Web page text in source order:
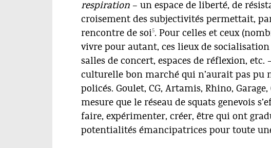
respiration – un espace de liberté, de
croisement des subjectivités permettait,
rencontre de soi5. Pour celles et ceux
vivre pour autant, ces lieux de
salles de concert, espaces de réflexion,
culturelle bon marché qui n’aurait pas pu
policés. Goulet, CG, Artamis, Rhino,
mesure que le réseau de squats genevois
faire, expérimenter, créer, être qui ont
potentialités émancipatrices pour toute